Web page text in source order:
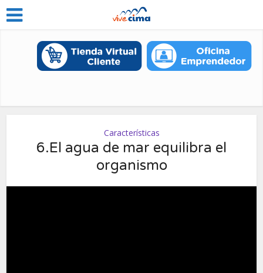
Características
6.El agua de mar equilibra el
organismo